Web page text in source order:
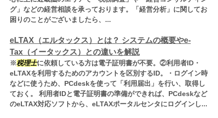
グ」などの経営相談を承っております。「経営分析」に関してお
困りのことがございましたら、...
eLTAX（エルタックス）とは？ システムの概要やe-
Tax（イータックス）との違いを解説
※税理士に依頼している方は電子証明書が不要。②利用者ID・
eLTAXを利用するためのアカウントを区別するID。・ログイン時
などに使うため、PCdeskを使って「利用届出」を行い、取得し
ておく。 利用者IDと電子証明書の準備ができれば、PCdeskなど
のeLTAX対応ソフトから、eLTAXポータルセンタにログインし...